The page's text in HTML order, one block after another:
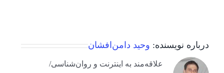
درباره نویسنده: وحید دامن‌افشان
علاقه‌مند به اینترنت و روان‌شناسی/